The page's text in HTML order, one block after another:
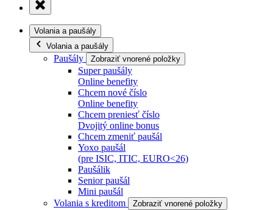
Volania a paušály
Volania a paušály
Paušály Zobraziť vnorené položky
Super paušály
Online benefity
Chcem nové číslo
Online benefity
Chcem preniesť číslo
Dvojitý online bonus
Chcem zmeniť paušál
Yoxo paušál
(pre ISIC, ITIC, EURO<26)
Paušálik
Senior paušál
Mini paušál
Volania s kreditom
Zobraziť vnorené položky